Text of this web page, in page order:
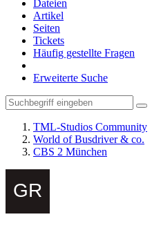
Dateien
Artikel
Seiten
Tickets
Häufig gestellte Fragen
Erweiterte Suche
TML-Studios Community
World of Busdriver & co.
CBS 2 München